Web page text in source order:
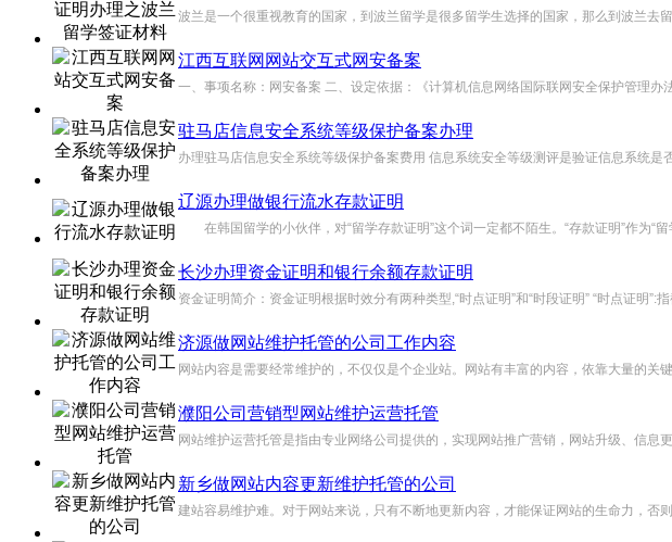
波兰是一个很重视教育的国家，到波兰留学是很多留学生选择的国家，那么到波兰
江西互联网网站交互式网安备案
一、事项名称：网安备案 二、设定依据：《计算机信息网络国际联网安全保护管理
驻马店信息安全系统等级保护备案办理
办理驻马店信息安全系统等级保护备案费用 信息系统安全等级测评是验证信息系统
辽源办理做银行流水存款证明
在韩国留学的小伙伴，对“留学存款证明”这个词一定都不陌生。“存款证明”作为“
长沙办理资金证明和银行余额存款证明
资金证明简介：资金证明根据时效分有两种类型,“时点证明”和“时段证明” “时点证明
济源做网站维护托管的公司工作内容
网站内容是需要经常维护的，不仅仅是个企业站。网站有丰富的内容，依靠大量的
濮阳公司营销型网站维护运营托管
网站维护运营托管是指由专业网络公司提供的，实现网站推广营销，网站升级、信息
新乡做网站内容更新维护托管的公司
建站容易维护难。对于网站来说，只有不断地更新内容，才能保证网站的生命力，